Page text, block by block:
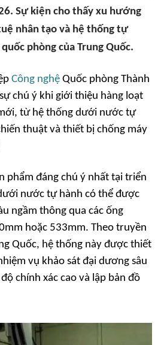
Sự kiện cho thấy xu hướng
nhân tạo và hệ thống tự
phòng của Trung Quốc.
Công nghệ Quốc phòng Thành
chú ý khi giới thiệu hàng loạt
từ hệ thống dưới nước tự
thuật và thiết bị chống máy
phẩm đáng chú ý nhất tại triển
nước tự hành có thể được
ngầm thông qua các ống
hoặc 533mm. Theo truyền
Quốc, hệ thống này được thiết
vụ khảo sát đại dương sâu
chính xác cao và lập bản đồ